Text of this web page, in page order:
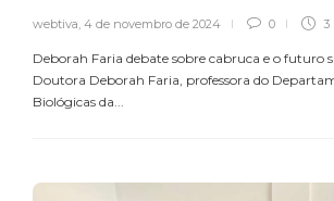
webtiva, 4 de novembro de 2024 0 3
Deborah Faria debate sobre cabruca e o futuro
Doutora Deborah Faria, professora do
Biológicas da...